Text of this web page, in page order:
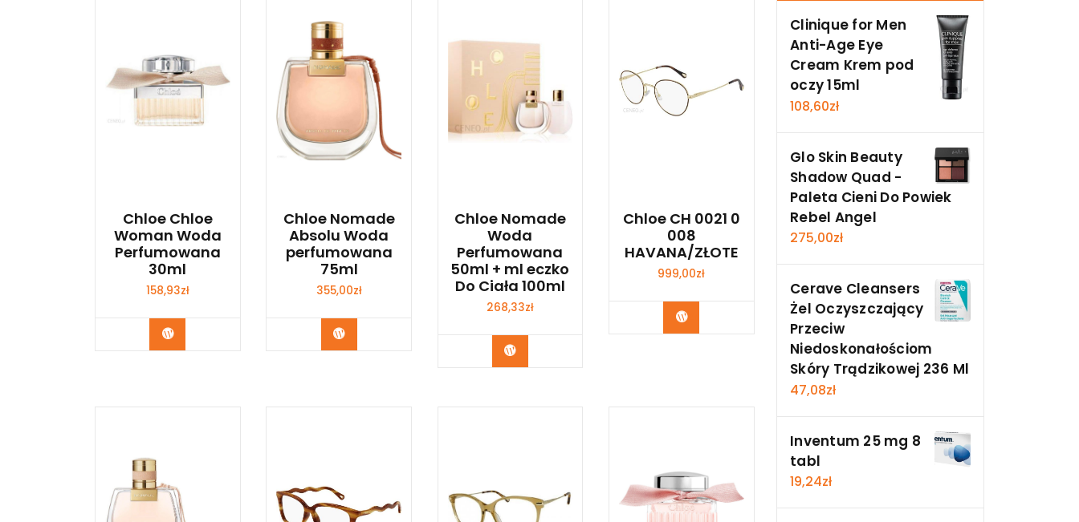
Chloe Chloe
Woman Woda
Perfumowana
30ml
158,93zł
Zobacz
Chloe Nomade
Absolu Woda
perfumowana
75ml
355,00zł
Zobacz
Chloe Nomade
Woda
Perfumowana
50ml + ml eczko
Do Ciała 100ml
268,33zł
Zobacz
Chloe CH 0021 0
008
HAVANA/ZŁOTE
999,00zł
Zobacz
Clinique for Men
Anti-Age Eye
Cream Krem pod
oczy 15ml
108,60zł
Glo Skin Beauty
Shadow Quad -
Paleta Cieni Do Powiek
Rebel Angel
275,00zł
Cerave Cleansers
Żel Oczyszczający
Przeciw
Niedoskonałościom
Skóry Trądzikowej 236 Ml
47,08zł
Inventum 25 mg 8
tabl
19,24zł